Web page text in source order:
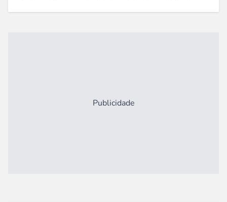
Publicidade